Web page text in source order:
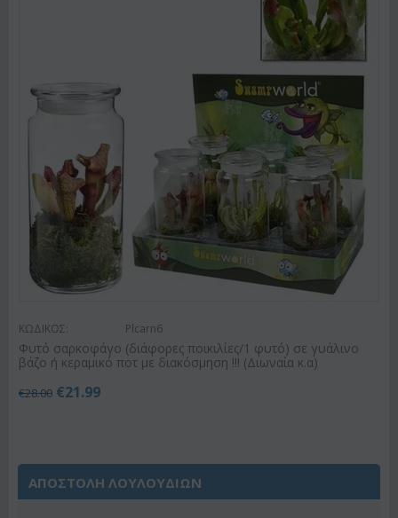
ΚΩΔΙΚΟΣ: Plcarn6
Φυτό σαρκοφάγο (διάφορες ποικιλίες/1 φυτό) σε γυάλινο
βάζο ή κεραμικό ποτ με διακόσμηση !!! (Διωναία κ.α)
€28.00 €21.99
ΑΠΟΣΤΟΛΗ ΛΟΥΛΟΥΔΙΩΝ